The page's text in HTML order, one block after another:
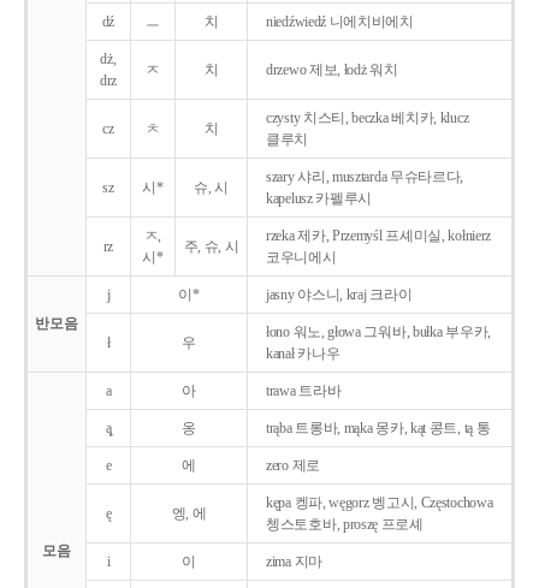
dź ㅡ 치 niedźwiedź 니에치비에치
dż,
drz
ㅈ 치 drzewo 제보, łodż 워치
cz ㅊ 치
czysty 치스티, beczka 베치카, klucz
클루치
sz 시* 슈, 시
szary 샤리, musztarda 무슈타르다,
kapelusz 카펠루시
rz
ㅈ,
시*
주, 슈, 시
rzeka 제카, Przemyśl 프셰미실, kołnierz
코우니에시
반모음
j 이* jasny 야스니, kraj 크라이
ł 우
łono 워노, głowa 그워바, bułka 부우카,
kanał 카나우
모음
a 아 trawa 트라바
ą̨ 옹 trąba 트롱바, mąka 몽카, kąt 콩트, tą 통
e 에 zero 제로
ę 엥, 에
kępa 켕파, węgorz 벵고시, Częstochowa
쳉스토호바, proszę 프로셰
i 이 zima 지마